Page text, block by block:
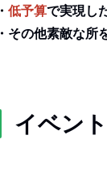
・ 低予算で実現し
・その他素敵な
イベン